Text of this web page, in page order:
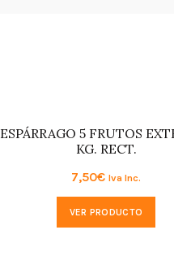
ESPÁRRAGO 5 FRUTOS
KG. RECT.
7,50€ Iva Inc.
VER PRODUCTO